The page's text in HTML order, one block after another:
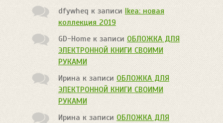
dfywheq к записиIkea: новая
коллекция 2019
GD-Home к записи ОБЛОЖКА ДЛЯ
ЭЛЕКТРОННОЙ КНИГИ СВОИМИ
РУКАМИ
Ирина к записиОБЛОЖКА ДЛЯ
ЭЛЕКТРОННОЙ КНИГИ СВОИМИ
РУКАМИ
Ирина к записи ОБЛОЖКА ДЛЯ